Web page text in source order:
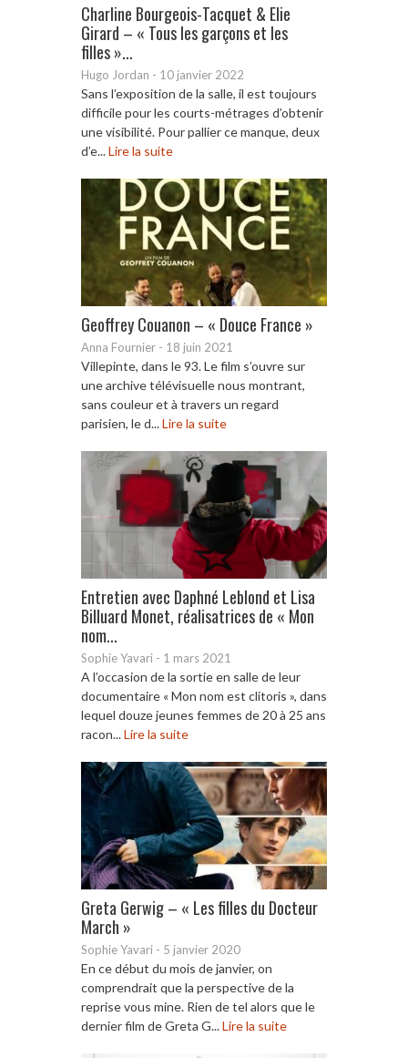
Charline Bourgeois-Tacquet & Elie
Girard – « Tous les garçons et les
filles »...
Hugo Jordan - 10 janvier 2022
Sans l’exposition de la salle, il est toujours
difficile pour les courts-métrages d’obtenir
une visibilité. Pour pallier ce manque, deux
d’e...Lire la suite
Geoffrey Couanon – « Douce France »
Anna Fournier - 18 juin 2021
Villepinte, dans le 93. Le film s’ouvre sur
une archive télévisuelle nous montrant,
sans couleur et à travers un regard
parisien, le d...Lire la suite
Entretien avec Daphné Leblond et Lisa
Billuard Monet, réalisatrices de « Mon
nom...
Sophie Yavari - 1 mars 2021
A l’occasion de la sortie en salle de leur
documentaire « Mon nom est clitoris », dans
lequel douze jeunes femmes de 20 à 25 ans
racon...Lire la suite
Greta Gerwig – « Les filles du Docteur
March »
Sophie Yavari - 5 janvier 2020
En ce début du mois de janvier, on
comprendrait que la perspective de la
reprise vous mine. Rien de tel alors que le
dernier film de Greta G...Lire la suite